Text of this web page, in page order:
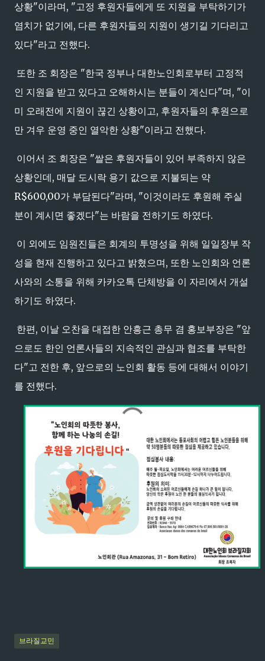
상황"이라며, "고정 후원자들에게 또 지원을 부탁하기가
염치가 없기에, 다른 후원자들의 지원이 생기길 기다리고
있다"라고 전했다.
또한 조 회장은 "한국 정부나 대한노인회로부터 고정적
인 지원을 받고 있다고 오해하시는 분들이 계신다"며, "이
미 오래전에 지원이 끊긴 상황이고, 후원자들의 후원으로
만 겨우 운영 중인 열악한 상황"이라고 전했다.
이어서 조 회장은 "쌀은 후원자들이 있어 부족하지 않은
상황인데, 매달 도시락 용기 값으로 지불되는 약
R$600,00가 부담된다"라며, "이것이라도 후원해 주실
분이 계시면 좋겠다"는 바람을 전하기도 하였다.
이 외에도 임원진들은 회계의 투명성을 위해 일일장부 작
성을 현재 진행하고 있다고 밝혔으며, 또한 노인회와 언론
사와의 소통을 위해 카카오톡 단체방을 이 자리에서 개설
하기도 하였다.
한편, 이날 오찬을 대접한 안흥근 총무 겸 홍보부장은 "앞
으로도 한인 언론사들의 지속적인 관심과 협조를 부탁한
다"고 전한 후, 앞으로의 노인회 활동 등에 대해서 이야기
를 전했다.
브라질교민